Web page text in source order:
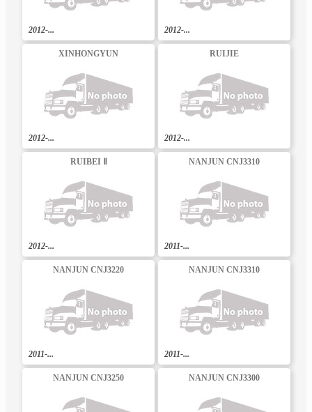
2012-... 2012-...
XINHONGYUN
2012-...
RUIJIE
2012-...
RUIBEI Ⅱ
2012-...
NANJUN CNJ3310
2011-...
NANJUN CNJ3220
2011-...
NANJUN CNJ3310
2011-...
NANJUN CNJ3250 NANJUN CNJ3300